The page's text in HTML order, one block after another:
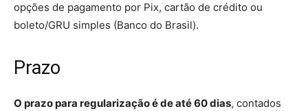
opções de pagamento por Pix, cartão de crédito ou
boleto/GRU simples (Banco do Brasil).
Prazo
O prazo para regularização é de até 60 dias, contados